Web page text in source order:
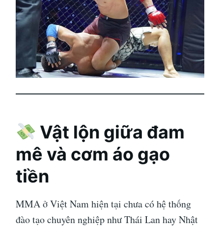
Vật lộn giữa đam
mê và cơm áo gạo
tiền
MMA ở Việt Nam hiện tại chưa có hệ thống
đào tạo chuyên nghiệp như Thái Lan hay Nhật